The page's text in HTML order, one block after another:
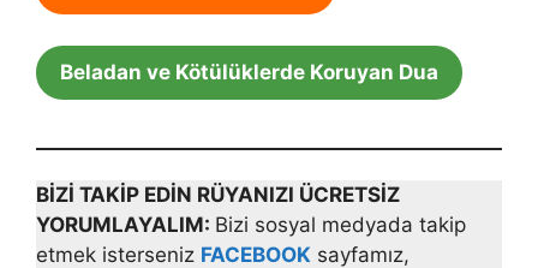
Beladan ve Kötülüklerde Koruyan Dua
BİZİ TAKİP EDİN RÜYANIZI ÜCRETSİZ
YORUMLAYALIM: Bizi sosyal medyada takip
etmek isterseniz FACEBOOK sayfamız,